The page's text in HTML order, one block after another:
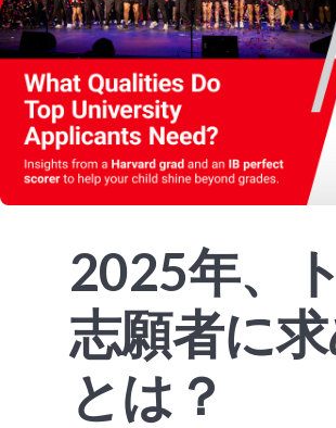
2025年、
志願者に
とは？